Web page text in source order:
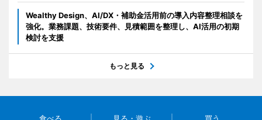
Wealthy Design、AI/DX・補助金活用前の導入内容整理相談を
強化。業務課題、技術要件、見積範囲を整理し、AI活用の初期
検討を支援
もっと見る